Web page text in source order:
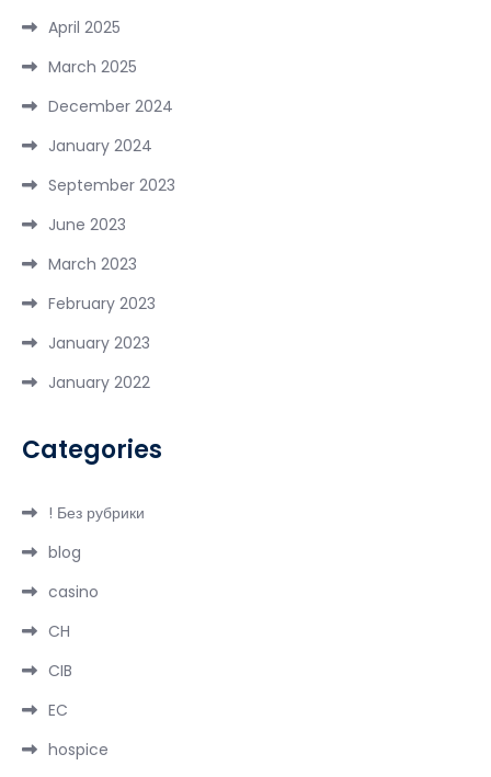
April 2025
March 2025
December 2024
January 2024
September 2023
June 2023
March 2023
February 2023
January 2023
January 2022
Categories
! Без рубрики
blog
casino
CH
CIB
EC
hospice